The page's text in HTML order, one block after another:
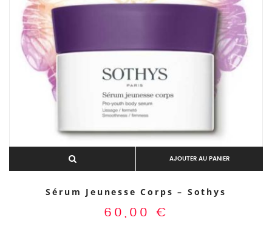
AJOUTER AU PANIER
Sérum Jeunesse Corps – Sothys
60,00 €